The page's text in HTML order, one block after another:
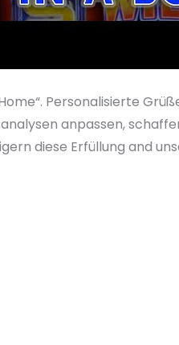
Personalisierte
anpassen,
diese Erfüllung and